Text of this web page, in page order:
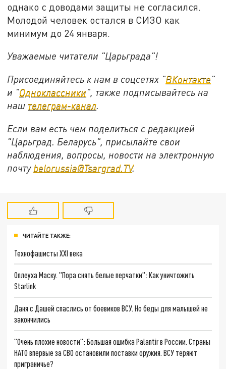
однако с доводами защиты не согласился.
Молодой человек остался в СИЗО как
минимум до 24 января.
Уважаемые читатели "Царьграда"!
Присоединяйтесь к нам в соцсетях "ВКонтакте"
и "Одноклассники", также подписывайтесь на
наш телеграм-канал.
Если вам есть чем поделиться с редакцией
"Царьград. Беларусь", присылайте свои
наблюдения, вопросы, новости на электронную
почту belorussia@Tsargrad.TV.
ЧИТАЙТЕ ТАКЖЕ:
Технофашисты XXI века
Оплеуха Маску. "Пора снять белые перчатки": Как уничтожить
Starlink
Даня с Дашей спаслись от боевиков ВСУ. Но беды для малышей не
закончились
"Очень плохие новости": Большая ошибка Palantir в России. Страны
НАТО впервые за СВО остановили поставки оружия. ВСУ теряют
приграничье?